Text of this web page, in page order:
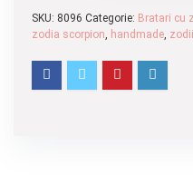
SKU: 8096 Categorie: Bratari cu
zodia scorpion, handmade, zodii